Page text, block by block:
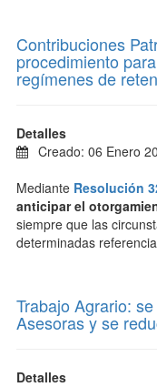
Contribuciones
procedimiento
regímenes de
Detalles
Creado: 06 Enero
Mediante Resolución
anticipar el
siempre que las
determinadas
Trabajo Agrario:
Asesoras y se
Detalles